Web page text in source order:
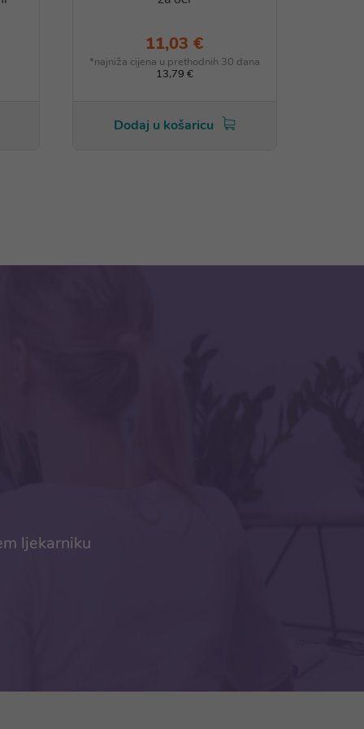
11,03 €
*najniža cijena u prethodnih 30 dana
13,79 €
Dodaj u košaricu
ljekarniku